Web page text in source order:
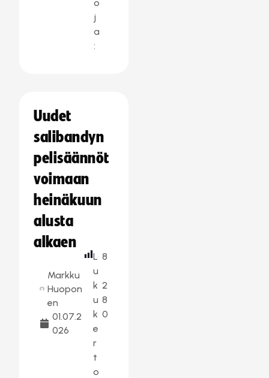
o
j
a
:
Uudet
salibandyn
pelisäännöt
voimaan
heinäkuun
alusta
alkaen
Markku
Huopon
en
01.07.2
026
L
u
k
u
k
e
r
t
o
8
2
8
0